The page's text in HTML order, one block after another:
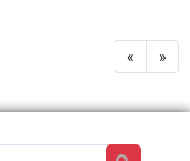
« »